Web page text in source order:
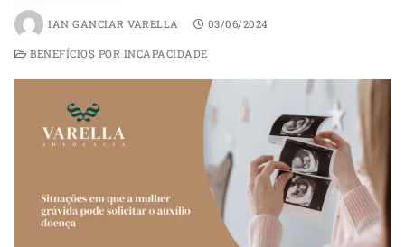
IAN GANCIAR VARELLA 03/06/2024
BENEFÍCIOS POR INCAPACIDADE